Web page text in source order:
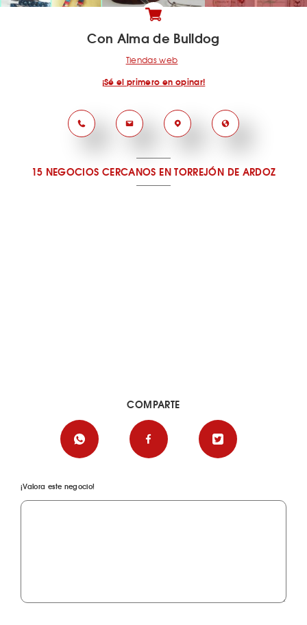
Con Alma de Bulldog
Tiendas web
¡Sé el primero en opinar!
15 NEGOCIOS CERCANOS EN TORREJÓN DE ARDOZ
¡Valora este negocio!
COMPARTE